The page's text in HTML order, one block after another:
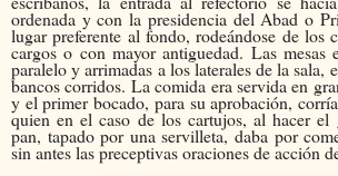
ordenada y con la presidencia del Abad o
lugar preferente al fondo, rodeándose de los
cargos o con mayor antiguedad. Las mesas
paralelo y arrimadas a los laterales de la sala,
bancos corridos. La comida era servida en
y el primer bocado, para su aprobación,
quien en el caso de los cartujos, al hacer el
pan, tapado por una servilleta, daba por
sin antes las preceptivas oraciones de acción